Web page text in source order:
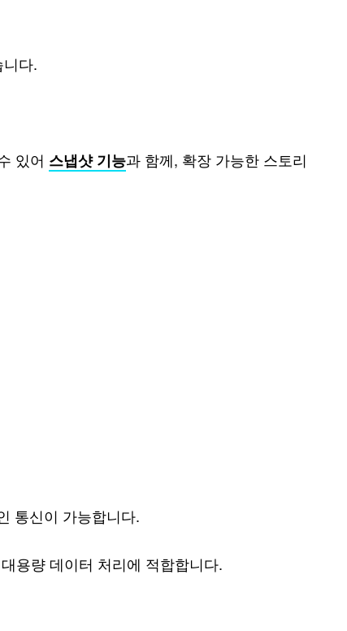
다.
있어 스냅샷 기능과 함께, 확장 가능한 스토리
통신이 가능합니다.
용량 데이터 처리에 적합합니다.